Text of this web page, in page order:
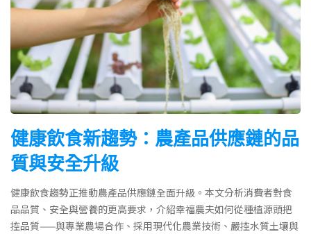
健康飲食新趨勢：農產品供應鏈的品
質與安全升級
健康飲食趨勢正推動農產品供應鏈全面升級。本文分析消費者對食
品品質、安全與營養的更高要求，介紹幸福農夫如何從種植源頭把
控品質——與專業農場合作、採用現代化農業技術、嚴控水質土壤與